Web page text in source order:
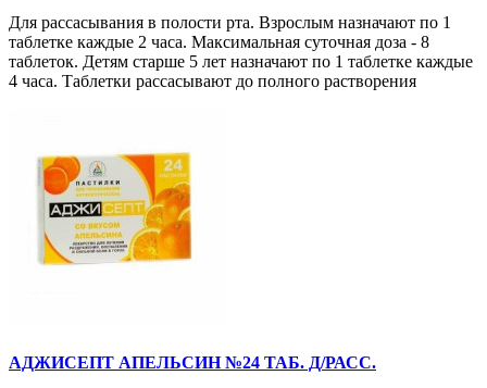
Для рассасывания в полости рта. Взрослым назначают по 1
таблетке каждые 2 часа. Максимальная суточная доза - 8
таблеток. Детям старше 5 лет назначают по 1 таблетке каждые
4 часа. Таблетки рассасывают до полного растворения
АДЖИСЕПТ АПЕЛЬСИН №24 ТАБ. Д/РАСС.